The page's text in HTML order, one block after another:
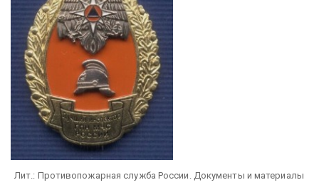
Лит.: Противопожарная служба России. Документы и материалы